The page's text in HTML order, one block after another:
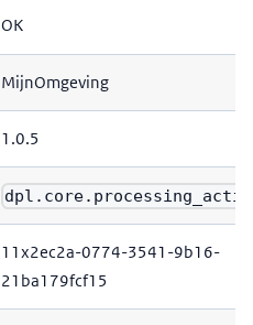
OK
MijnOmgeving
1.0.5
11x2ec2a-0774-3541-9b16-
21ba179fcf15